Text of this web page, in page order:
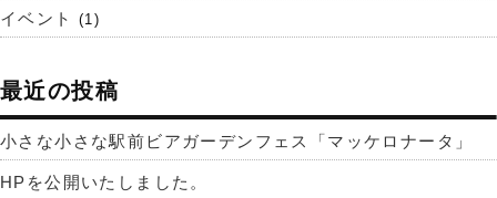
イベント (1)
最近の投稿
小さな小さな駅前ビアガーデンフェス「マッケロナータ」
HPを公開いたしました。